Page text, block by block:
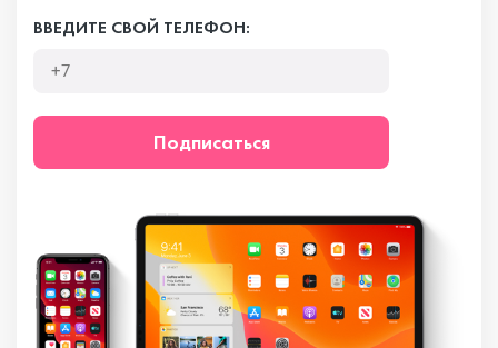
ВВЕДИТЕ СВОЙ ТЕЛЕФОН:
Подписаться